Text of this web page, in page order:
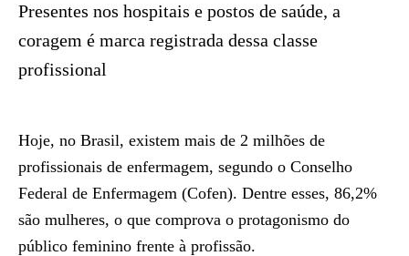
Presentes nos hospitais e postos de saúde, a
coragem é marca registrada dessa classe
profissional
Hoje, no Brasil, existem mais de 2 milhões de
profissionais de enfermagem, segundo o Conselho
Federal de Enfermagem (Cofen). Dentre esses, 86,2%
são mulheres, o que comprova o protagonismo do
público feminino frente à profissão.